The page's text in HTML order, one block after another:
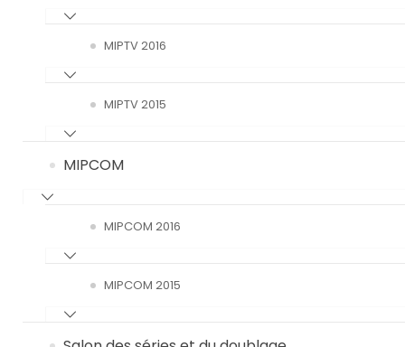
MIPTV 2016
MIPTV 2015
MIPCOM
MIPCOM 2016
MIPCOM 2015